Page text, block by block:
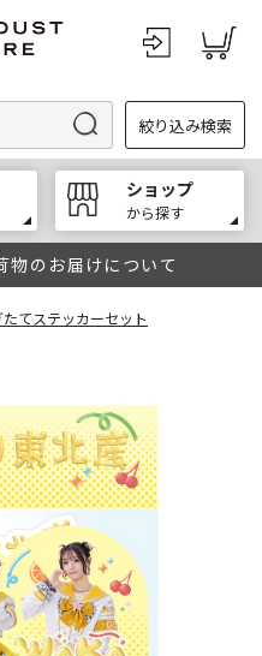
絞り込み検索
ショップ
から探す
のお届けについて
てステッカーセット